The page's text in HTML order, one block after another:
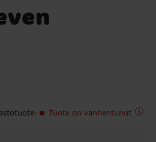
: Tuote on vanhentunut